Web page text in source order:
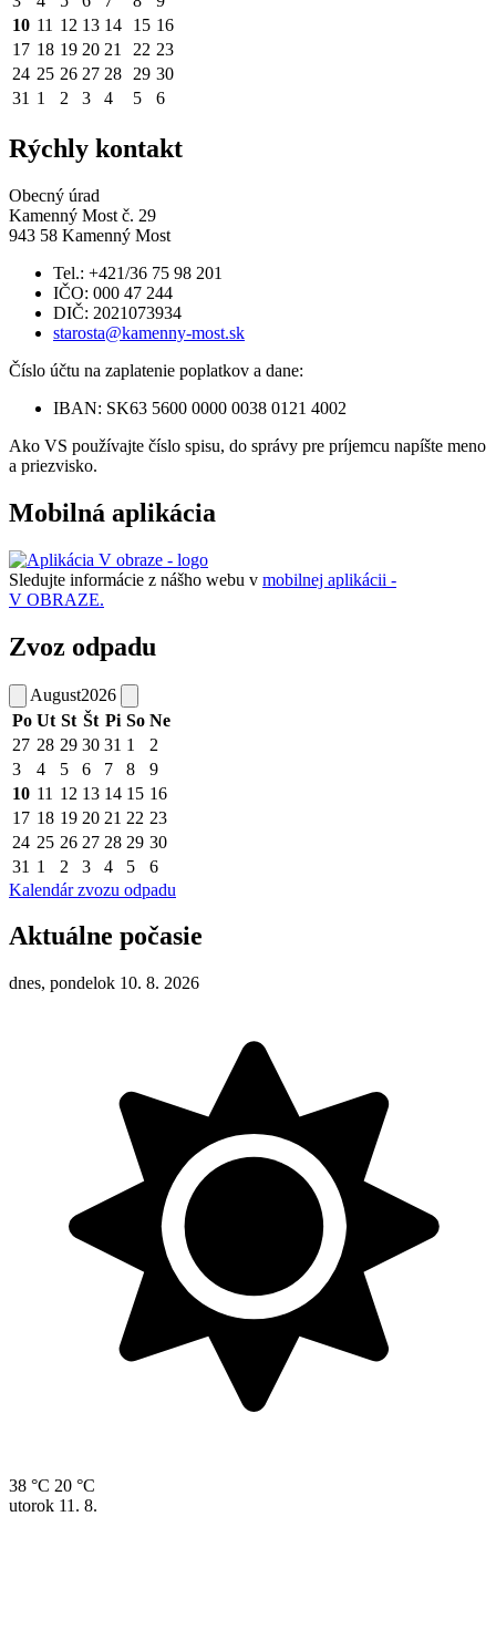
10 11 12 13 14 15 16
17 18 19 20 21 22 23
24 25 26 27 28 29 30
31 1 2 3 4 5 6
Rýchly kontakt
Obecný úrad
Kamenný Most č. 29
943 58 Kamenný Most
Tel.: +421/36 75 98 201
IČO: 000 47 244
DIČ: 2021073934
starosta@kamenny-most.sk
Číslo účtu na zaplatenie poplatkov a dane:
IBAN: SK63 5600 0000 0038 0121 4002
Ako VS používajte číslo spisu, do správy pre príjemcu napíšte meno
a priezvisko.
Mobilná aplikácia
Sledujte informácie z nášho webu v mobilnej aplikácii -
V OBRAZE.
Zvoz odpadu
August2026
Po Ut St Št Pi So Ne
27 28 29 30 31 1
2
3
4 5 6 7 8
9
10 11 12 13 14 15 16
17 18 19 20 21 22 23
24 25 26 27 28 29 30
31 1 2 3 4 5
6
Kalendár zvozu odpadu
Aktuálne počasie
dnes, pondelok 10. 8. 2026
38 °C 20 °C
utorok 11. 8.